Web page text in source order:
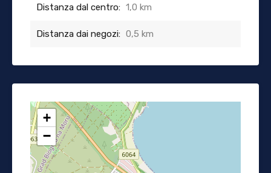
Distanza dal centro: 1,0 km
Distanza dai negozi: 0,5 km
+
−